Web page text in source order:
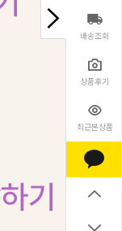
배송조회
상품후기
최근본상품